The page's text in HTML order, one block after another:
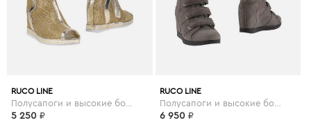
RUCO LINE
5 250 ₽
RUCO LINE
Полусапоги и высокие ботинки
6 950 ₽